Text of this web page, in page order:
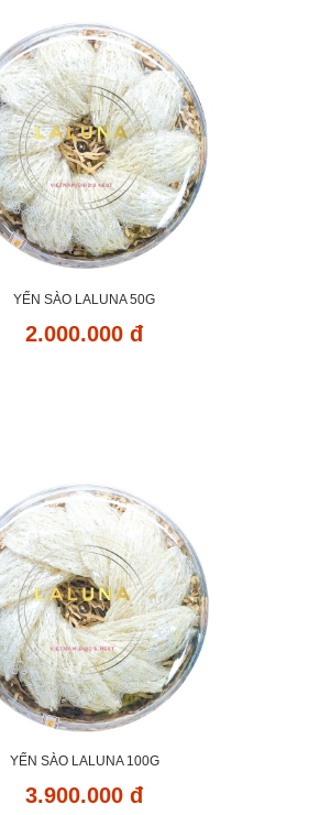
YẾN SÀO LALUNA 50G
2.000.000 đ
YẾN SÀO LALUNA 100G
3.900.000 đ